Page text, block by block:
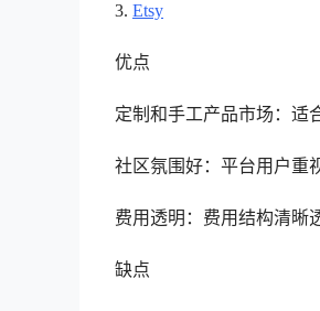
3. Etsy
优点
定制和手工产品市场：适
社区氛围好：平台用户重
费用透明：费用结构清晰
缺点